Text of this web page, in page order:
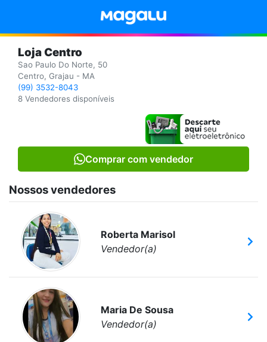
Loja Centro
Sao Paulo Do Norte, 50
Centro, Grajau - MA
(99) 3532-8043
8 Vendedores disponíveis
Comprar com vendedor
Nossos vendedores
Roberta Marisol
Vendedor(a)
Maria De Sousa
Vendedor(a)